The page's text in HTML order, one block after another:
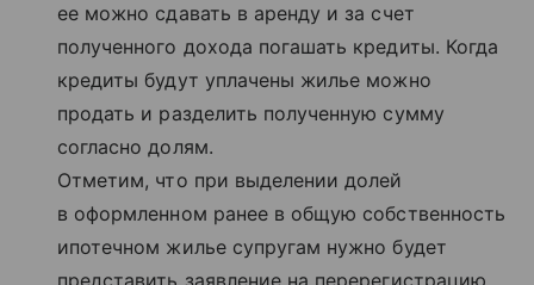
ее можно сдавать в аренду и за счет
полученного дохода погашать кредиты. Когда
кредиты будут уплачены жилье можно
продать и разделить полученную сумму
согласно долям.
Отметим, что при выделении долей
в оформленном ранее в общую собственность
ипотечном жилье супругам нужно будет
представить заявление на перерегистрацию